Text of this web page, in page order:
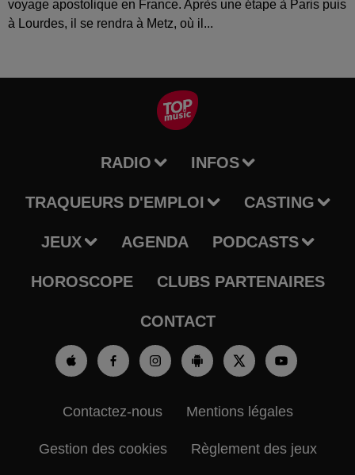
voyage apostolique en France. Après une étape à Paris puis
à Lourdes, il se rendra à Metz, où il...
RADIO INFOS
TRAQUEURS D'EMPLOI CASTING
JEUX AGENDA PODCASTS
HOROSCOPE CLUBS PARTENAIRES
CONTACT
Contactez-nous Mentions légales
Gestion des cookies Règlement des jeux